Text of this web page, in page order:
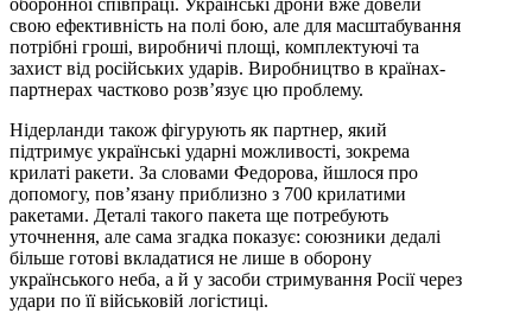
оборонної співпраці. Українські дрони вже довели
свою ефективність на полі бою, але для масштабування
потрібні гроші, виробничі площі, комплектуючі та
захист від російських ударів. Виробництво в країнах-
партнерах частково розв’язує цю проблему.
Нідерланди також фігурують як партнер, який
підтримує українські ударні можливості, зокрема
крилаті ракети. За словами Федорова, йшлося про
допомогу, пов’язану приблизно з 700 крилатими
ракетами. Деталі такого пакета ще потребують
уточнення, але сама згадка показує: союзники дедалі
більше готові вкладатися не лише в оборону
українського неба, а й у засоби стримування Росії через
удари по її військовій логістиці.